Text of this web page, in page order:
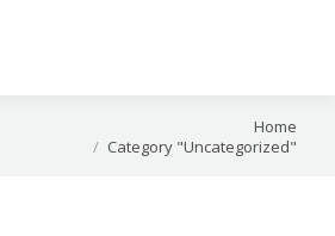
Home
Category "Uncategorized"